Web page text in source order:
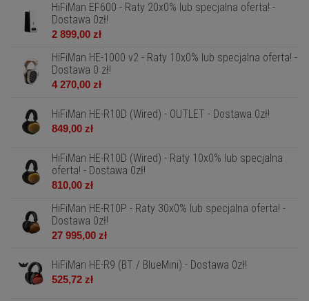
HiFiMan EF600 - Raty 20x0% lub specjalna oferta! -
Dostawa 0zł!
2 899,00 zł
HiFiMan HE-1000 v2 - Raty 10x0% lub specjalna oferta! -
Dostawa 0 zł!
4 270,00 zł
HiFiMan HE-R10D (Wired) - OUTLET - Dostawa 0zł!
849,00 zł
HiFiMan HE-R10D (Wired) - Raty 10x0% lub specjalna
oferta! - Dostawa 0zł!
810,00 zł
HiFiMan HE-R10P - Raty 30x0% lub specjalna oferta! -
Dostawa 0zł!
27 995,00 zł
HiFiMan HE-R9 (BT / BlueMini) - Dostawa 0zł!
525,72 zł